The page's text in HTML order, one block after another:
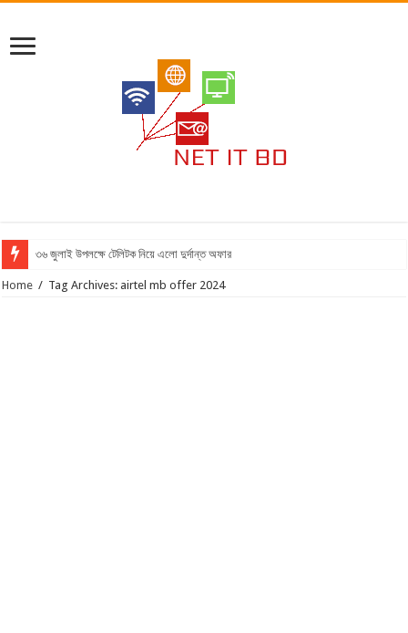
৩৬ জুলাই উপলক্ষে টেলিটক নিয়ে এলো দুর্দান্ত অফার
Home / Tag Archives: airtel mb offer 2024